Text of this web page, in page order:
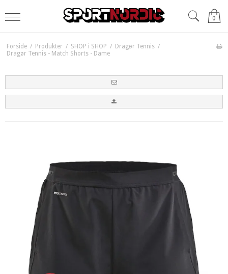
0
Forside / Produkter / SHOP i SHOP / Dragør Tennis /
Dragør Tennis - Match Shorts - Dame